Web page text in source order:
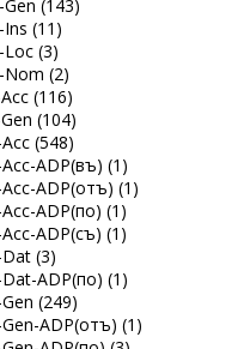
(143)
(11)
Loc (3)
Nom (2)
(116)
(104)
(548)
ADP(въ) (1)
ADP(отъ) (1)
ADP(по) (1)
ADP(съ) (1)
(3)
ADP(по) (1)
(249)
ADP(отъ) (1)